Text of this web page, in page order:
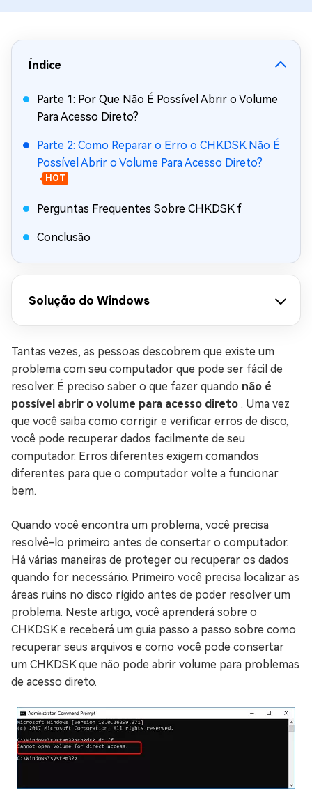
Índice
Parte 1: Por Que Não É Possível Abrir o Volume
Para Acesso Direto?
Parte 2: Como Reparar o Erro o CHKDSK Não É
Possível Abrir o Volume Para Acesso Direto?
HOT
Perguntas Frequentes Sobre CHKDSK f
Conclusão
Solução do Windows
Tantas vezes, as pessoas descobrem que existe um
problema com seu computador que pode ser fácil de
resolver. É preciso saber o que fazer quando não é
possível abrir o volume para acesso direto . Uma vez
que você saiba como corrigir e verificar erros de disco,
você pode recuperar dados facilmente de seu
computador. Erros diferentes exigem comandos
diferentes para que o computador volte a funcionar
bem.
Quando você encontra um problema, você precisa
resolvê-lo primeiro antes de consertar o computador.
Há várias maneiras de proteger ou recuperar os dados
quando for necessário. Primeiro você precisa localizar as
áreas ruins no disco rígido antes de poder resolver um
problema. Neste artigo, você aprenderá sobre o
CHKDSK e receberá um guia passo a passo sobre como
recuperar seus arquivos e como você pode consertar
um CHKDSK que não pode abrir volume para problemas
de acesso direto.